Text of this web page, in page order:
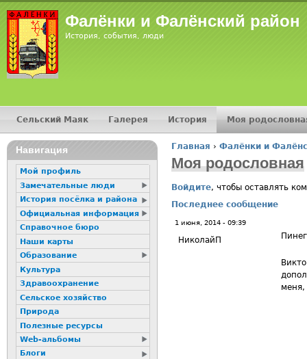
Фалёнки и Фалёнский район
История, события, люди
Вы здесь
Главная › Фалёнки и
Моя родословная
Войдите, чтобы оставлять
Последнее сообщение
1 июня, 2014 - 09:39
НиколайП
меня,
Главное меню
Сельский Маяк Галерея История Моя
16+
Навигация
Мой профиль
Замечательные люди
История посёлка и района
Официальная информация
Справочное бюро
Наши карты
Образование
Культура
Здравоохранение
Сельское хозяйство
Природа
Полезные ресурсы
Web-альбомы
Блоги